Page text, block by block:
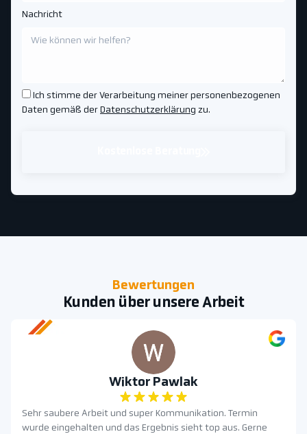
Nachricht
Ich stimme der Verarbeitung meiner personenbezogenen
Daten gemäß der Datenschutzerklärung zu.
Bewertungen
Kunden über unsere Arbeit
Wiktor Pawlak
Sehr saubere Arbeit und super Kommunikation. Termin
wurde eingehalten und das Ergebnis sieht top aus. Gerne